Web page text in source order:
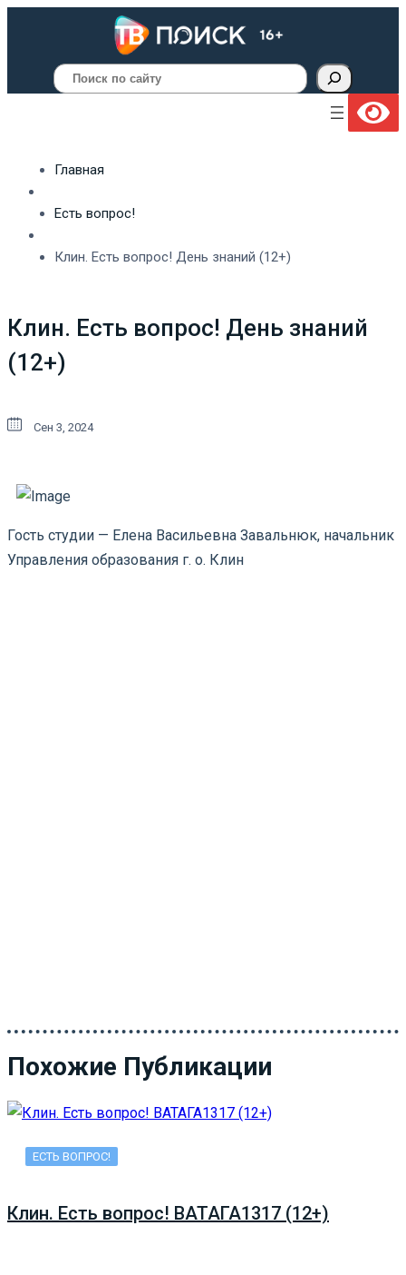
Поиск
Главная
Есть вопрос!
Клин. Есть вопрос! День знаний (12+)
Клин. Есть вопрос! День знаний
(12+)
Сен 3, 2024
Гость студии — Елена Васильевна Завальнюк, начальник
Управления образования г. о. Клин
Похожие Публикации
ЕСТЬ ВОПРОС!
Клин. Есть вопрос! ВАТАГА1317 (12+)